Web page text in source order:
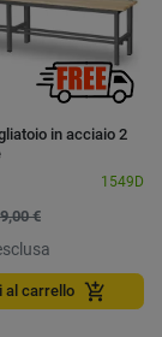
in acciaio 2
1549D
€
al carrello add_shopping_cart